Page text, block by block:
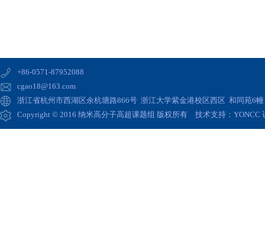
+86-0571-87952088
cgao18@163.com
浙江省杭州市西湖区余杭塘路866号 浙江大学紫金港校区西区 和同苑6
Copyright © 2016 纳米高分子高超课题组 版权所有 技术支持： YONCC